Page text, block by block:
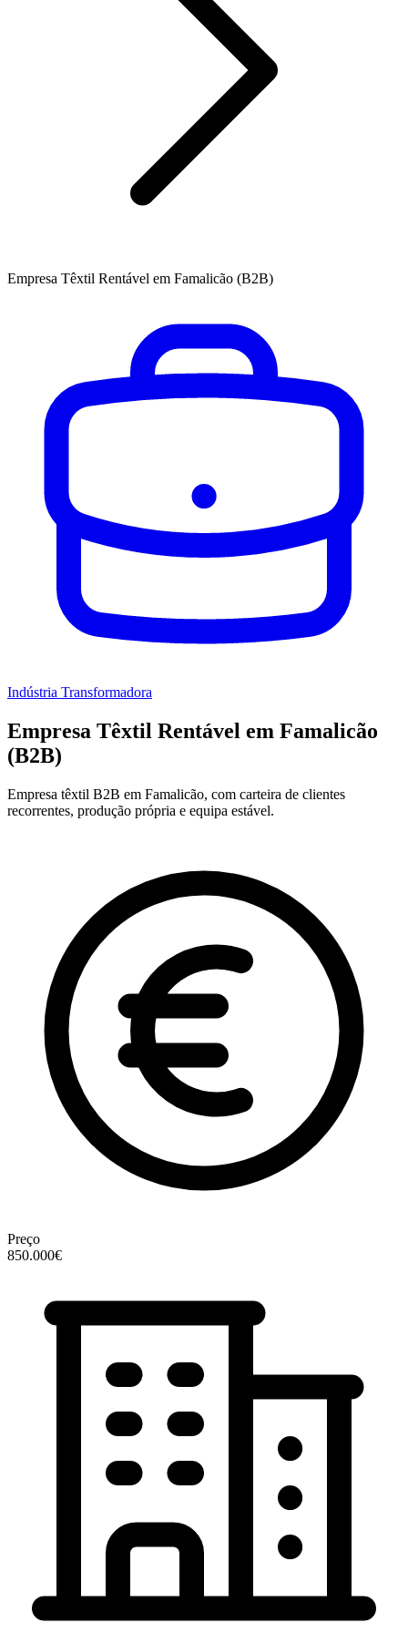
Empresa Têxtil Rentável em Famalicão (B2B)
Indústria Transformadora
Empresa Têxtil Rentável em Famalicão
(B2B)
Empresa têxtil B2B em Famalicão, com carteira de clientes
recorrentes, produção própria e equipa estável.
Preço
850.000€